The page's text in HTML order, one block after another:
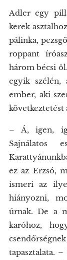
Adler egy
kerek
pálinka,
roppant
három bécsi
egyik szélén,
ember, aki
következtetést
– Á, igen,
ez az Erzsó,
ismeri az
hiányozni,
úrnak. De a
karóhoz,
tapasztalata.